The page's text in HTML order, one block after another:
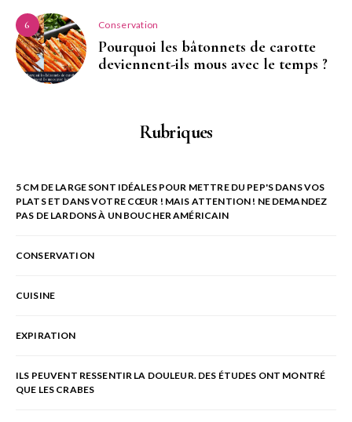
6 Conservation
Pourquoi les bâtonnets de carotte
deviennent-ils mous avec le temps ?
Rubriques
5 CM DE LARGE SONT IDÉALES POUR METTRE DU PEP'S DANS VOS
PLATS ET DANS VOTRE CŒUR ! MAIS ATTENTION ! NE DEMANDEZ
PAS DE LARDONS À UN BOUCHER AMÉRICAIN
CONSERVATION
CUISINE
EXPIRATION
ILS PEUVENT RESSENTIR LA DOULEUR. DES ÉTUDES ONT MONTRÉ
QUE LES CRABES